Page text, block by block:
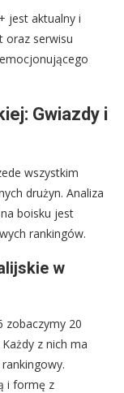
jest aktualny i
oraz serwisu
Gwiazdy i
wszystkim
drużyn. Analiza
boisku jest
rankingów.
w
zobaczymy 20
z nich ma
i formę z